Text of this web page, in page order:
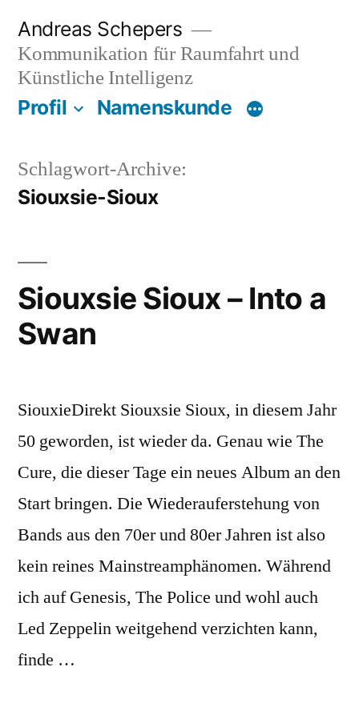
Inhalt
springen
Andreas Schepers
Kommunikation für Raumfahrt und
Künstliche Intelligenz
Profil Namenskunde
Schlagwort-Archive:
Siouxsie-Sioux
Siouxsie Sioux – Into a
Swan
SiouxieDirekt Siouxsie Sioux, in diesem Jahr
50 geworden, ist wieder da. Genau wie The
Cure, die dieser Tage ein neues Album an den
Start bringen. Die Wiederauferstehung von
Bands aus den 70er und 80er Jahren ist also
kein reines Mainstreamphänomen. Während
ich auf Genesis, The Police und wohl auch
Led Zeppelin weitgehend verzichten kann,
finde …